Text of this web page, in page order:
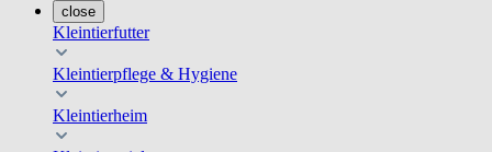
close
Kleintierfutter
Kleintierpflege & Hygiene
Kleintierheim